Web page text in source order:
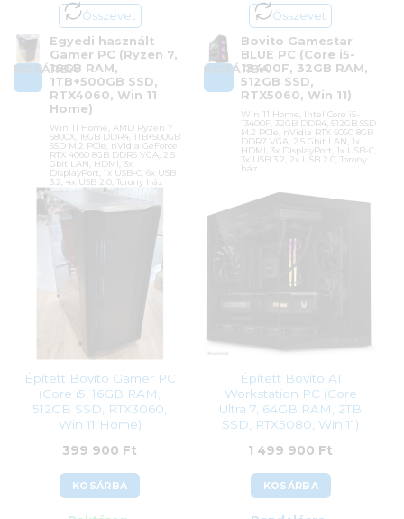
Összevet
KOSÁRBA
Egyedi használt
Gamer PC (Ryzen 7,
16GB RAM,
1TB+500GB SSD,
RTX4060, Win 11
Home)
Win 11 Home, AMD Ryzen 7
5800X, 16GB DDR4, 1TB+500GB
SSD M.2 PCIe, nVidia GeForce
RTX 4060 8GB DDR6 VGA, 2.5
Gbit LAN, HDMI, 3x
DisplayPort, 1x USB-C, 6x USB
3.2, 4x USB 2.0, Torony ház
Cikkszám:DEEPCOOL MATERX
55 MESH HASZNÁLT
Gamer
Használt számítógépek
Gyártó:
ÁFA:
375 000
Összevet
KOSÁRBA
Bovito Gamestar
BLUE PC (Core i5-
13400F, 32GB RAM,
512GB SSD,
RTX5060, Win 11)
Win 11 Home, Intel Core i5-
13400F, 32GB DDR4, 512GB SSD
M.2 PCIe, nVidia RTX 5060 8GB
DDR7 VGA, 2.5 Gbit LAN, 1x
HDMI, 3x DisplayPort, 1x USB-C,
3x USB 3.2, 2x USB 2.0, Torony
ház
Cikkszám:BOVITOEGYEDI5
Bovito
Garanciaidő:36 hónap
Azonosító:30761
Épített Bovito Gamer PC
(Core i5, 16GB RAM,
512GB SSD, RTX3060,
Win 11 Home)
399 900 Ft
KOSÁRBA
Épített Bovito AI
Workstation PC (Core
Ultra 7, 64GB RAM, 2TB
SSD, RTX5080, Win 11)
1 499 900 Ft
KOSÁRBA